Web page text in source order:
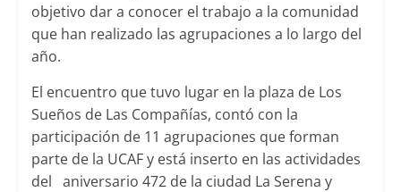
objetivo dar a conocer el trabajo a la comunidad
que han realizado las agrupaciones a lo largo del
año.
El encuentro que tuvo lugar en la plaza de Los
Sueños de Las Compañías, contó con la
participación de 11 agrupaciones que forman
parte de la UCAF y está inserto en las actividades
del aniversario 472 de la ciudad La Serena y